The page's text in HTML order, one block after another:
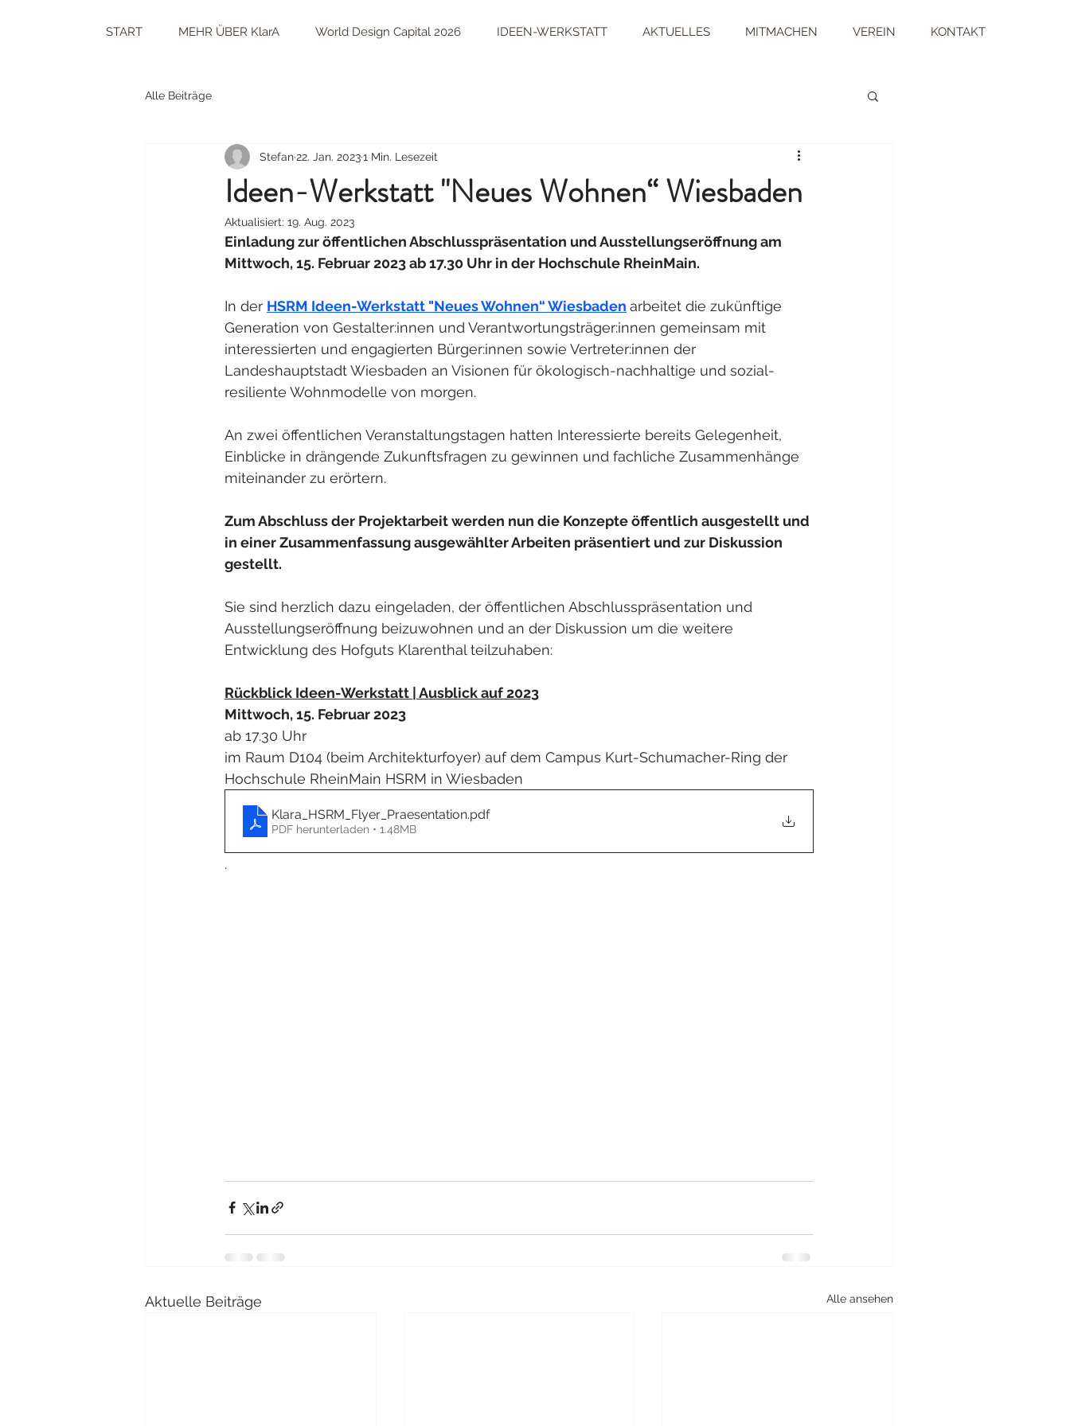
START MEHR ÜBER KlarA World Design Capital 2026 IDEEN-WERKSTATT AKTUELLES MITMACHEN VEREIN KONTAKT
Alle Beiträge
Ideen-Werkstatt "Neues Wohnen“ Wiesbaden
Stefan22. Jan. 20231 Min. Lesezeit
Aktualisiert: 19. Aug. 2023
Einladung zur öffentlichen Abschlusspräsentation und Ausstellungseröffnung am
Mittwoch, 15. Februar 2023 ab 17.30 Uhr in der Hochschule RheinMain.
In der HSRM Ideen-Werkstatt "Neues Wohnen“ Wiesbaden arbeitet die zukünftige
Generation von Gestalter:innen und Verantwortungsträger:innen gemeinsam mit
interessierten und engagierten Bürger:innen sowie Vertreter:innen der
Landeshauptstadt Wiesbaden an Visionen für ökologisch-nachhaltige und sozial-
resiliente Wohnmodelle von morgen.
An zwei öffentlichen Veranstaltungstagen hatten Interessierte bereits Gelegenheit,
Einblicke in drängende Zukunftsfragen zu gewinnen und fachliche Zusammenhänge
miteinander zu erörtern.
Zum Abschluss der Projektarbeit werden nun die Konzepte öffentlich ausgestellt und
in einer Zusammenfassung ausgewählter Arbeiten präsentiert und zur Diskussion
gestellt.
Sie sind herzlich dazu eingeladen, der öffentlichen Abschlusspräsentation und
Ausstellungseröffnung beizuwohnen und an der Diskussion um die weitere
Entwicklung des Hofguts Klarenthal teilzuhaben:
Rückblick Ideen-Werkstatt | Ausblick auf 2023
Mittwoch, 15. Februar 2023
ab 17.30 Uhr
im Raum D104 (beim Architekturfoyer) auf dem Campus Kurt-Schumacher-Ring der
Hochschule RheinMain HSRM in Wiesbaden
Klara_HSRM_Flyer_Praesentation.pdf
PDF herunterladen • 1.48MB
.
Aktuelle Beiträge Alle ansehen